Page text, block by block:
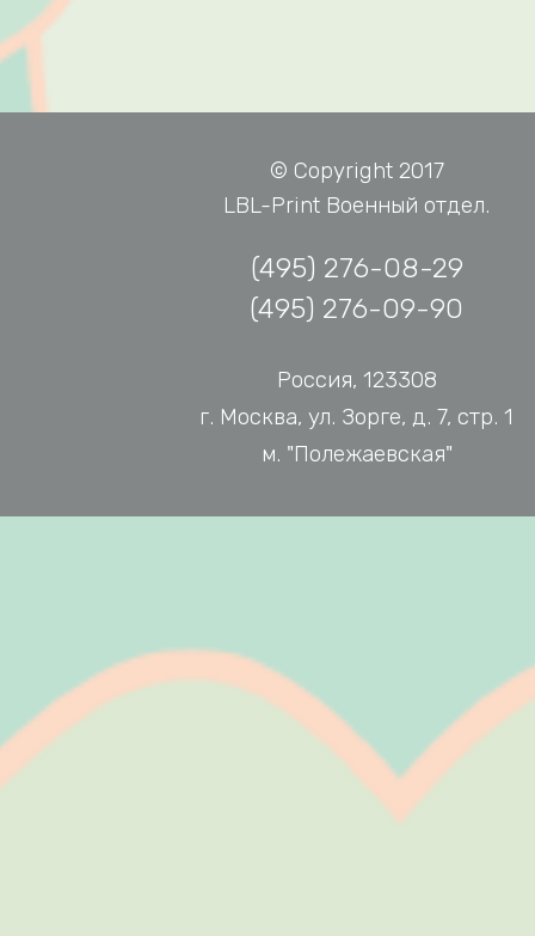
© Copyright 2017
LBL-Print Военный отдел.
(495) 276-08-29
(495) 276-09-90
Россия, 123308
г. Москва, ул. Зорге, д. 7, стр. 1
м. "Полежаевская"